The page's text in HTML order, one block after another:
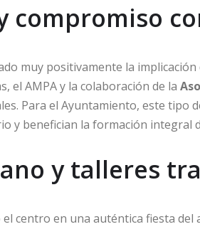
compromiso
muy positivamente la
el AMPA y la colaboración de la
Para el Ayuntamiento, este
y benefician la formación integral
y talleres
el centro en una auténtica fiesta